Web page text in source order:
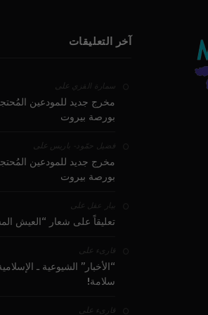
آخر التعليقات
سمارة القزي على
مخرج جديد للمودعين
بورصة بيروت
فضيل حمّود - باريس على
مخرج جديد للمودعين
بورصة بيروت
بيار عقل على
تعليقاً على شعار “العيش
قارىء على
“الأخبار” الشيوعية ـ
سلامة!
قارىء على